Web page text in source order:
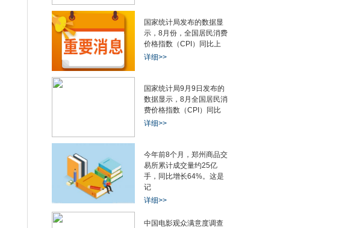
国家统计局发布的数据显
示，8月份，全国居民消费
价格指数（CPI）同比上
详细>>
国家统计局9月9日发布的
数据显示，8月全国居民消
费价格指数（CPI）同比
详细>>
今年前8个月，郑州商品交
易所累计成交量约25亿
手，同比增长64%。这是
记
详细>>
中国电影观众满意度调查